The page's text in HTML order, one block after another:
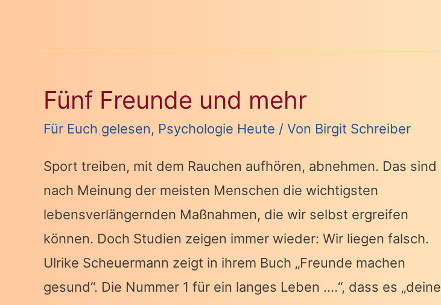
Fünf Freunde und mehr
Für Euch gelesen, Psychologie Heute / Von Birgit Schreiber
Sport treiben, mit dem Rauchen aufhören, abnehmen. Das sind
nach Meinung der meisten Menschen die wichtigsten
lebensverlängernden Maßnahmen, die wir selbst ergreifen
können. Doch Studien zeigen immer wieder: Wir liegen falsch.
Ulrike Scheuermann zeigt in ihrem Buch „Freunde machen
gesund“. Die Nummer 1 für ein langes Leben ….“, dass es „deine